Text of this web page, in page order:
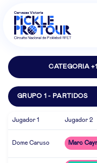
CATEGORIA
GRUPO 1 - PARTIDOS
Jugador 1 Jugador 2
Dome Caruso Marc